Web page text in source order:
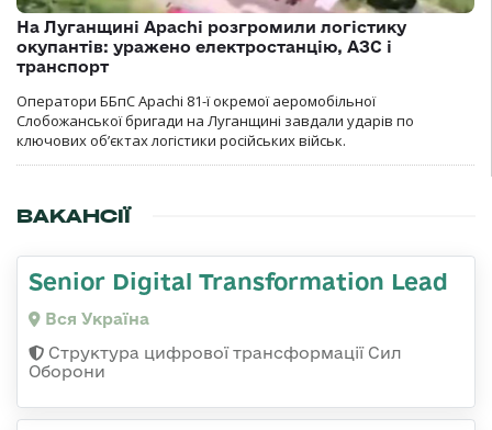
На Луганщині Apachi розгромили логістику
окупантів: уражено електростанцію, АЗС і
транспорт
Оператори ББпС Apachi 81-ї окремої аеромобільної
Слобожанської бригади на Луганщині завдали ударів по
ключових об’єктах логістики російських військ.
ВАКАНСІЇ
Senior Digital Transformation Lead
Вся Україна
Структура цифрової трансформації Сил
Оборони